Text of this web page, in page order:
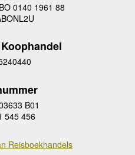
0140 1961 88
B01
545 456
Reisboekhandels